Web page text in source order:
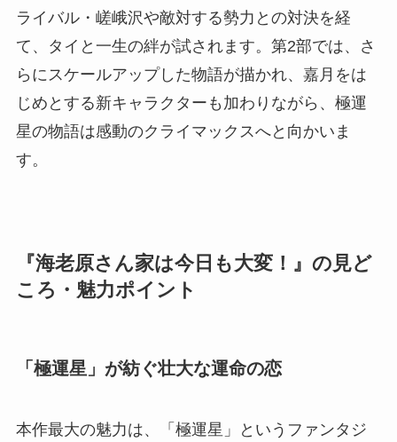
ライバル・嵯峨沢や敵対する勢力との対決を経
て、タイと一生の絆が試されます。第2部では、さ
らにスケールアップした物語が描かれ、嘉月をは
じめとする新キャラクターも加わりながら、極運
星の物語は感動のクライマックスへと向かいま
す。
『海老原さん家は今日も大変！』の見ど
ころ・魅力ポイント
「極運星」が紡ぐ壮大な運命の恋
本作最大の魅力は、「極運星」というファンタジ